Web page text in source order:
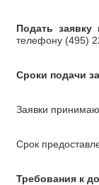
Подать
телефону (495)
Сроки подачи
Заявки
Срок
Требования к